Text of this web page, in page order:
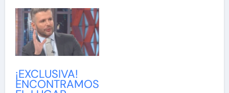
¡EXCLUSIVA!
ENCONTRAMOS